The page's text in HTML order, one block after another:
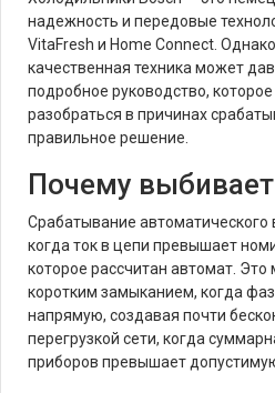
надежность и передовые
VitaFresh и Home Connect.
качественная техника может
подробное руководство,
разобраться в причинах
правильное решение.
Почему
Срабатывание автоматического
когда ток в цепи превышает
которое рассчитан автомат.
коротким замыканием, когда
напрямую, создавая почти
перегрузкой сети, когда
приборов превышает